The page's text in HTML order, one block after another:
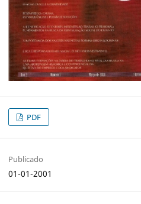
PDF
Publicado
01-01-2001